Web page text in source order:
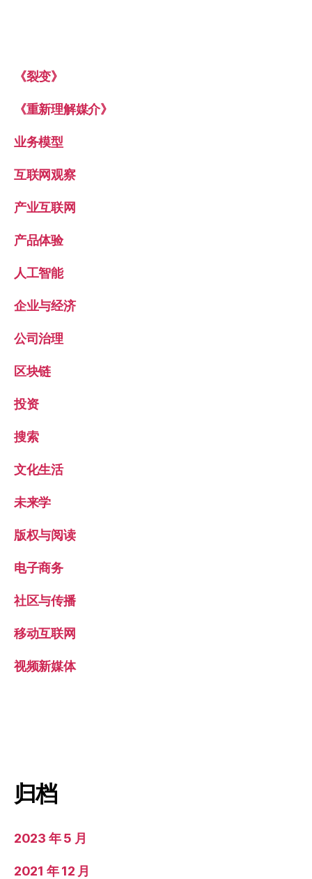
《裂变》
《重新理解媒介》
业务模型
互联网观察
产业互联网
产品体验
人工智能
企业与经济
公司治理
区块链
投资
搜索
文化生活
未来学
版权与阅读
电子商务
社区与传播
移动互联网
视频新媒体
归档
2023 年 5 月
2021 年 12 月